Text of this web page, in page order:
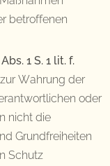
betroffenen
1 S. 1 lit. f.
Wahrung der
oder
nicht die
Grundfreiheiten
Schutz